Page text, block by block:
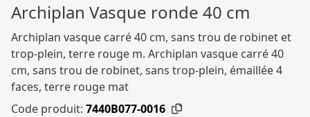
Archiplan Vasque ronde 40 cm
Archiplan vasque carré 40 cm, sans trou de robinet et
trop-plein, terre rouge m. Archiplan vasque carré 40
cm, sans trou de robinet, sans trop-plein, émaillée 4
faces, terre rouge mat
Code produit: 7440B077-0016